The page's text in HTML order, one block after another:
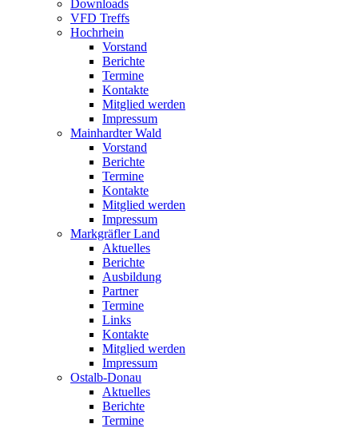
Downloads
VFD Treffs
Hochrhein
Vorstand
Berichte
Termine
Kontakte
Mitglied werden
Impressum
Mainhardter Wald
Vorstand
Berichte
Termine
Kontakte
Mitglied werden
Impressum
Markgräfler Land
Aktuelles
Berichte
Ausbildung
Partner
Termine
Links
Kontakte
Mitglied werden
Impressum
Ostalb-Donau
Aktuelles
Berichte
Termine